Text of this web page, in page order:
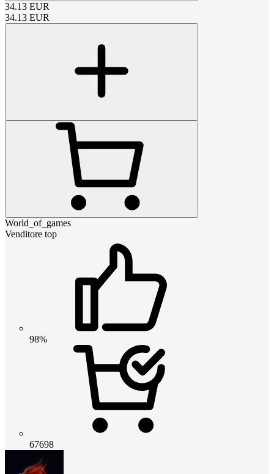
34.13 EUR
34.13 EUR
World_of_games
Venditore top
98%
67698